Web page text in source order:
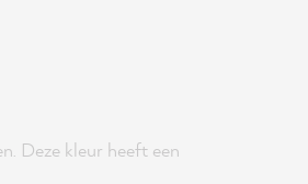
Deze kleur heeft een